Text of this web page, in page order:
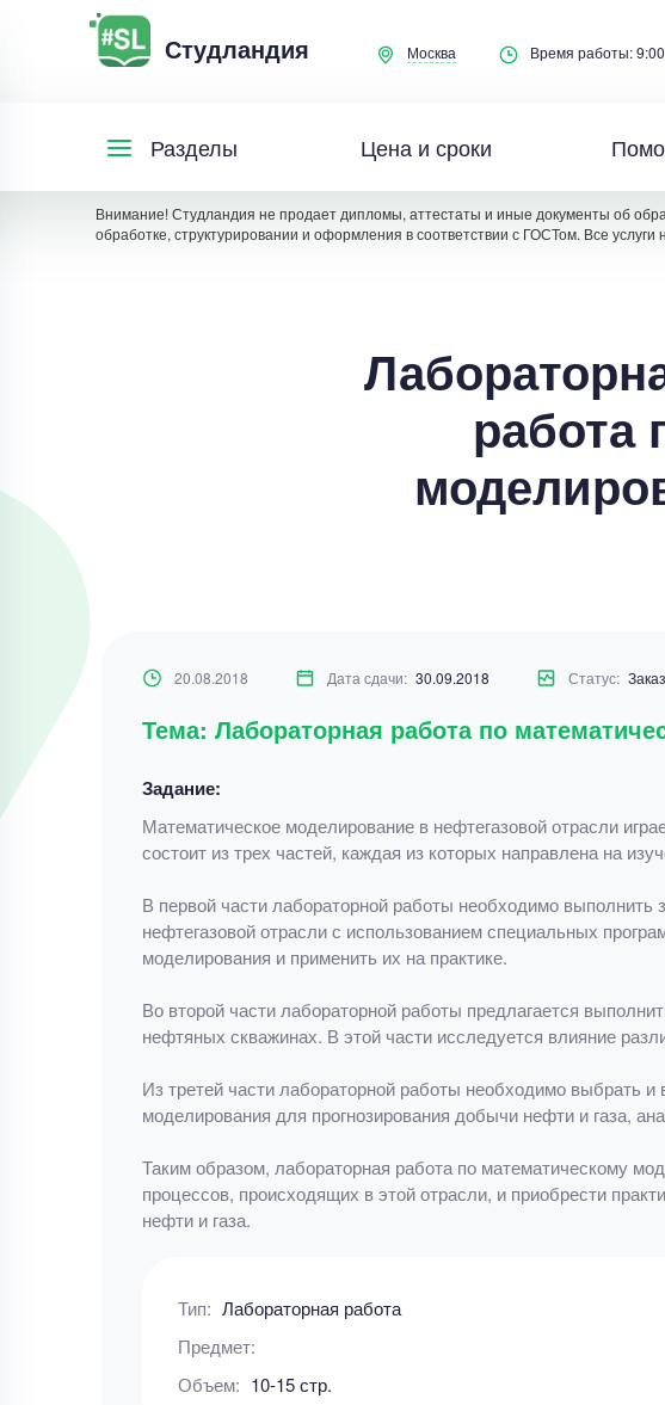
Студландия Москва Время работы:
Разделы Цена и сроки
Внимание! Студландия не продает дипломы, аттестаты и иные документы об
обработке, структурировании и оформления в соответствии с ГОСТом. Все
работа
20.08.2018 Дата сдачи: 30.09.2018 Статус:
Тема: Лабораторная работа по
Задание:
Математическое моделирование в нефтегазовой отрасли
состоит из трех частей, каждая из которых направлена на
В первой части лабораторной работы необходимо выполнить
нефтегазовой отрасли с использованием специальных
моделирования и применить их на практике.
Во второй части лабораторной работы предлагается
нефтяных скважинах. В этой части исследуется влияние
Из третей части лабораторной работы необходимо выбрать
моделирования для прогнозирования добычи нефти и газа,
Таким образом, лабораторная работа по математическому
процессов, происходящих в этой отрасли, и приобрести
нефти и газа.
Тип: Лабораторная работа
Предмет:
Объем: 10-15 стр.